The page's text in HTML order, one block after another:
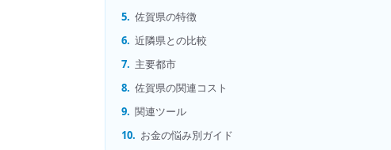
5. 佐賀県の特徴
6. 近隣県との比較
7. 主要都市
8. 佐賀県の関連コスト
9. 関連ツール
10. お金の悩み別ガイド